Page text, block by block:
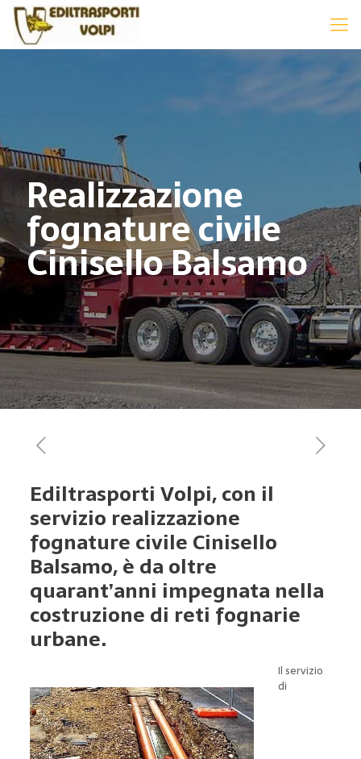
Realizzazione
fognature civile
Cinisello Balsamo
Ediltrasporti Volpi, con il
servizio realizzazione
fognature civile Cinisello
Balsamo, è da oltre
quarant’anni impegnata nella
costruzione di reti fognarie
urbane.
Il servizio
di